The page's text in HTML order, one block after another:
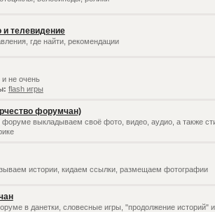
и телевидение
где найти, рекомендации
не очень
flash игры
форумчан)
выкладываем своё фото, видео, аудио, а также
истории, кидаем ссылки, размещаем фотографии
в данетки, словесные игры, "продолжение историй"